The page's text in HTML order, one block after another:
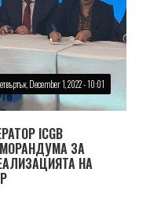
December 1, 2022 - 10:01
ICGB
ЗА
НА